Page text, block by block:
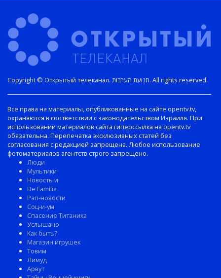
Copyright © Открытый телеканал. תנועת הערבות. All rights reserved.
Все права на материалы, опубликованные на сайте opentv.tv,
охраняются в соответствии с законодательством Израиля. При
использовании материалов сайта гиперссылка на opentv.tv
обязательна. Перепечатка эксклюзивных статей без
согласования с редакцией запрещена. Любое использование
фотоматериалов агентств строго запрещено.
Люди
Мультики
Новость и
De Familia
Рэп-новости
Соц-и-ум
Спасение Титаника
Услышано
Как быть?
Магазин игрушек
Товим
Лимуд
Арвут